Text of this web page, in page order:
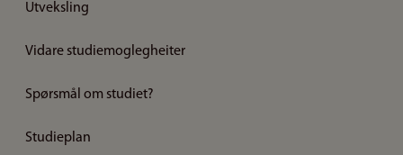
Utveksling
Vidare studiemoglegheiter
Spørsmål om studiet?
Studieplan